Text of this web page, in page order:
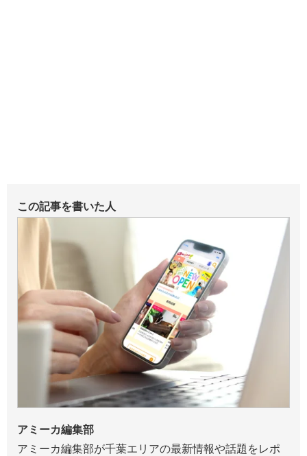
この記事を書いた人
アミーカ編集部
アミーカ編集部が千葉エリアの最新情報や話題をレポ